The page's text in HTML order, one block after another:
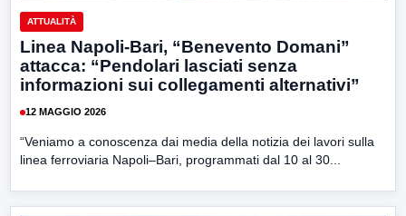
ATTUALITÀ
Linea Napoli-Bari, “Benevento Domani”
attacca: “Pendolari lasciati senza
informazioni sui collegamenti alternativi”
12 MAGGIO 2026
“Veniamo a conoscenza dai media della notizia dei lavori sulla
linea ferroviaria Napoli–Bari, programmati dal 10 al 30...